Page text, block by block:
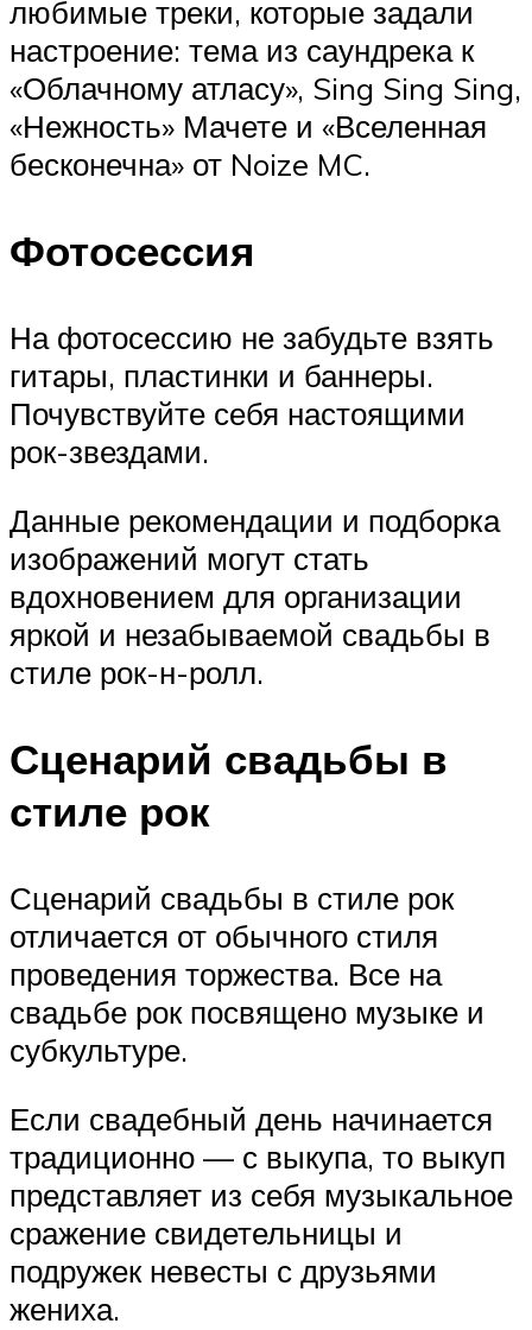
любимые треки, которые задали
настроение: тема из саундрека к
«Облачному атласу», Sing Sing Sing,
«Нежность» Мачете и «Вселенная
бесконечна» от Noize MC.
Фотосессия
На фотосессию не забудьте взять
гитары, пластинки и баннеры.
Почувствуйте себя настоящими
рок-звездами.
Данные рекомендации и подборка
изображений могут стать
вдохновением для организации
яркой и незабываемой свадьбы в
стиле рок-н-ролл.
Сценарий свадьбы в
стиле рок
Сценарий свадьбы в стиле рок
отличается от обычного стиля
проведения торжества. Все на
свадьбе рок посвящено музыке и
субкультуре.
Если свадебный день начинается
традиционно — с выкупа, то выкуп
представляет из себя музыкальное
сражение свидетельницы и
подружек невесты с друзьями
жениха.